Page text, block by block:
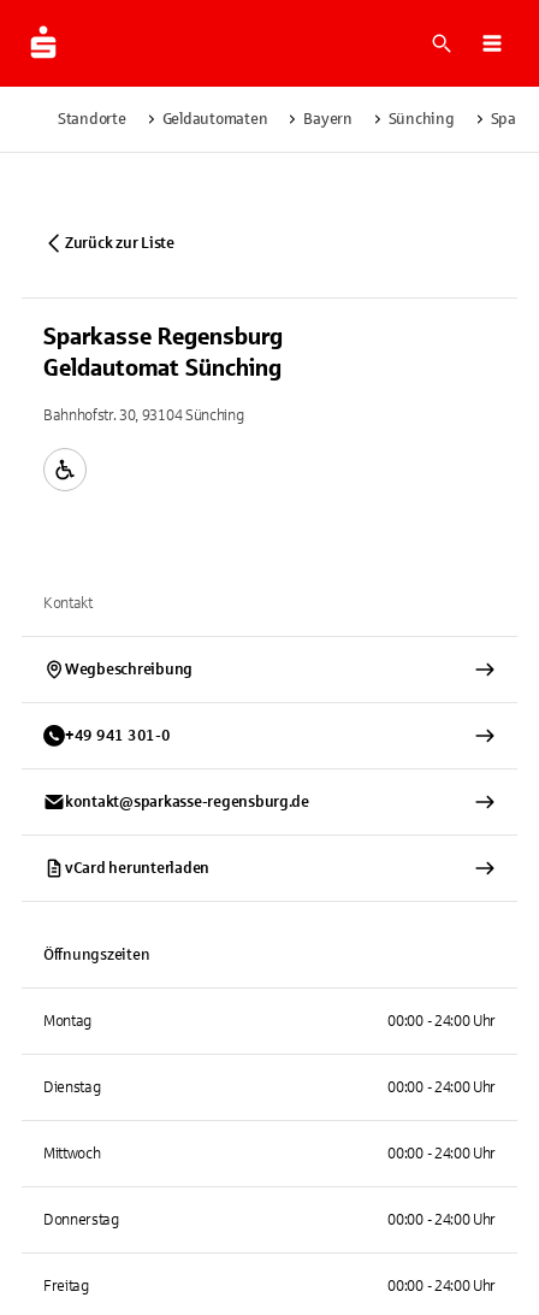
Suche
Standorte Geldautomaten Bayern Sünching
Zurück zur Liste
Sparkasse Regensburg
Geldautomat Sünching
Bahnhofstr. 30, 93104 Sünching
Kontakt
Wegbeschreibung
+49 941 301-0
kontakt@sparkasse-regensburg.de
vCard herunterladen
Öffnungszeiten
Montag 00:00 - 24:00 Uhr
Dienstag 00:00 - 24:00 Uhr
Mittwoch 00:00 - 24:00 Uhr
Donnerstag 00:00 - 24:00 Uhr
Freitag 00:00 - 24:00 Uhr